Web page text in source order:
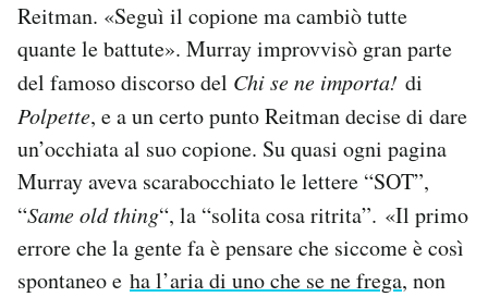
Reitman. «Seguì il copione ma cambiò tutte
quante le battute». Murray improvvisò gran parte
del famoso discorso del Chi se ne importa! di
Polpette, e a un certo punto Reitman decise di dare
un’occhiata al suo copione. Su quasi ogni pagina
Murray aveva scarabocchiato le lettere “SOT”,
“Same old thing“, la “solita cosa ritrita”. «Il primo
errore che la gente fa è pensare che siccome è così
spontaneo e ha l’aria di uno che se ne frega, non